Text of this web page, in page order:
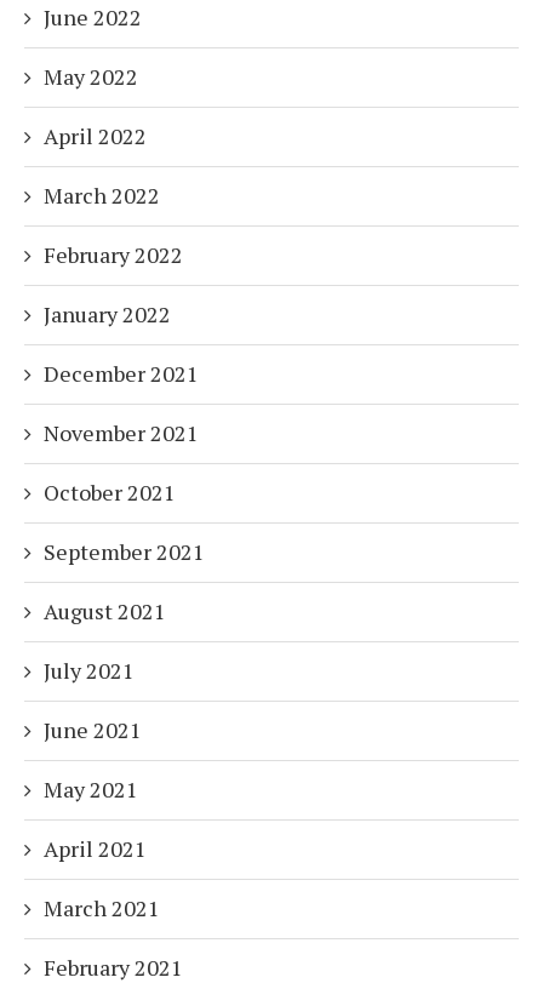
June 2022
May 2022
April 2022
March 2022
February 2022
January 2022
December 2021
November 2021
October 2021
September 2021
August 2021
July 2021
June 2021
May 2021
April 2021
March 2021
February 2021